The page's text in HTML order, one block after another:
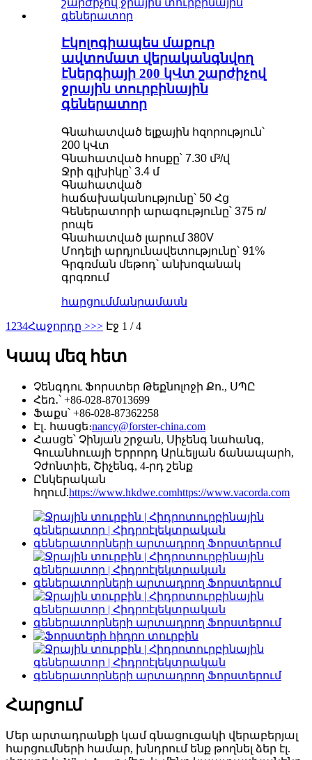
Էկոլոգիապես մաքուր
ավտոմատ վերականգնվող
էներգիայի 200 կՎտ շարժիչով
ջրային տուրբինային
գեներատոր
Գնահատված ելքային հզորություն՝
200 կՎտ
Գնահատված հոսքը՝ 7.30 մ³/վ
Ջրի գլխիկը՝ 3.4 մ
Գնահատված
հաճախականությունը՝ 50 Հց
Գեներատորի արագությունը՝ 375 ռ/
րոպե
Գնահատված լարում 380V
Մոդելի արդյունավետությունը՝ 91%
Գրգռման մեթոդ՝ անխոզանակ
գրգռում
հարցումմանրամասն
1 234Հաջորդը >>> Էջ 1 / 4
Կապ մեզ հետ
Չենգդու Ֆորստեր Թեքնոլոջի Քո., ՍՊԸ
Հեռ․՝ +86-028-87013699
Ֆաքս՝ +86-028-87362258
Էլ․ հասցե։nancy@forster-china.com
Հասցե՝ Չինյան շրջան, Սիչենգ նահանգ,
Գուանհուայի Երրորդ Արևելյան ճանապարհ,
Չժոնտիե, Շիչենգ, 4-րդ շենք
Ընկերական
հղում.https://www.hkdwe.comhttps://www.vacorda.com
Հարցում
Մեր արտադրանքի կամ գնացուցակի վերաբերյալ
հարցումների համար, խնդրում ենք թողնել ձեր էլ.